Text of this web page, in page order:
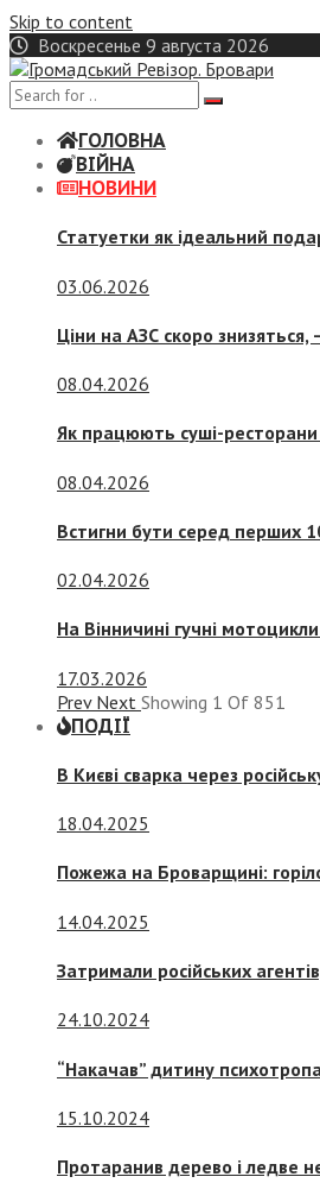
Skip to content
Воскресенье 9 августа 2026
ГОЛОВНА
ВІЙНА
НОВИНИ
Статуетки як ідеальний
03.06.2026
Ціни на АЗС скоро знизяться,
08.04.2026
Як працюють суші-ресторани
08.04.2026
Встигни бути серед перших
02.04.2026
На Вінничині гучні
17.03.2026
Prev Next Showing 1 Of 851
ПОДІЇ
В Києві сварка через
18.04.2025
Пожежа на Броварщині:
14.04.2025
Затримали російських
24.10.2024
“Накачав” дитину
15.10.2024
Протаранив дерево і ледве